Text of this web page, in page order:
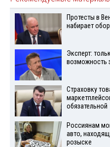
Протесты в
набирает
Эксперт:
возможность
Страховку
обязательной
Россиянам
авто,
розыске